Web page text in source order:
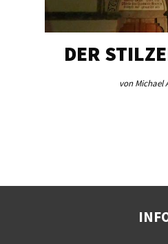
DER
von Michael